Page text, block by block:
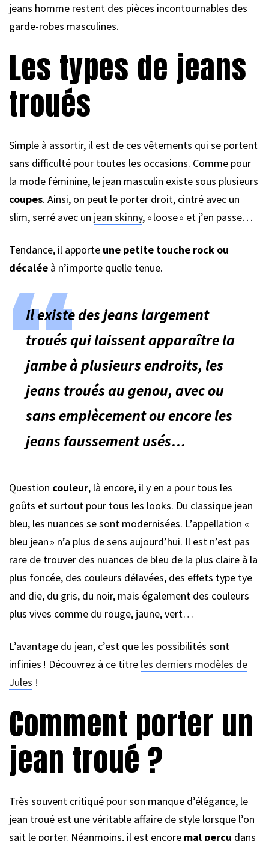
jeans homme restent des pièces incontournables des
garde-robes masculines.
Les types de jeans
troués
Simple à assortir, il est de ces vêtements qui se portent
sans difficulté pour toutes les occasions. Comme pour
la mode féminine, le jean masculin existe sous plusieurs
coupes. Ainsi, on peut le porter droit, cintré avec un
slim, serré avec un jean skinny, « loose » et j’en passe…
Tendance, il apporte une petite touche rock ou
décalée à n’importe quelle tenue.
Il existe des jeans largement
troués qui laissent apparaître la
jambe à plusieurs endroits, les
jeans troués au genou, avec ou
sans empiècement ou encore les
jeans faussement usés…
Question couleur, là encore, il y en a pour tous les
goûts et surtout pour tous les looks. Du classique jean
bleu, les nuances se sont modernisées. L’appellation «
bleu jean » n’a plus de sens aujourd’hui. Il est n’est pas
rare de trouver des nuances de bleu de la plus claire à la
plus foncée, des couleurs délavées, des effets type tye
and die, du gris, du noir, mais également des couleurs
plus vives comme du rouge, jaune, vert…
L’avantage du jean, c’est que les possibilités sont
infinies ! Découvrez à ce titre les derniers modèles de
Jules !
Comment porter un
jean troué ?
Très souvent critiqué pour son manque d’élégance, le
jean troué est une véritable affaire de style lorsque l’on
sait le porter. Néanmoins, il est encore mal perçu dans